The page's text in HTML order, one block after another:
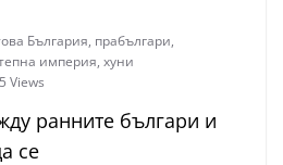
България, прабългари,
империя, хуни
Views
ранните българи и
се